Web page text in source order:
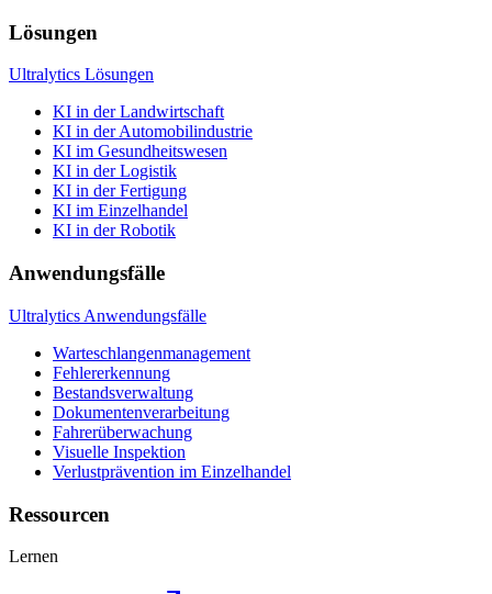
Lösungen
Ultralytics Lösungen
KI in der Landwirtschaft
KI in der Automobilindustrie
KI im Gesundheitswesen
KI in der Logistik
KI in der Fertigung
KI im Einzelhandel
KI in der Robotik
Anwendungsfälle
Ultralytics Anwendungsfälle
Warteschlangenmanagement
Fehlererkennung
Bestandsverwaltung
Dokumentenverarbeitung
Fahrerüberwachung
Visuelle Inspektion
Verlustprävention im Einzelhandel
Ressourcen
Lernen